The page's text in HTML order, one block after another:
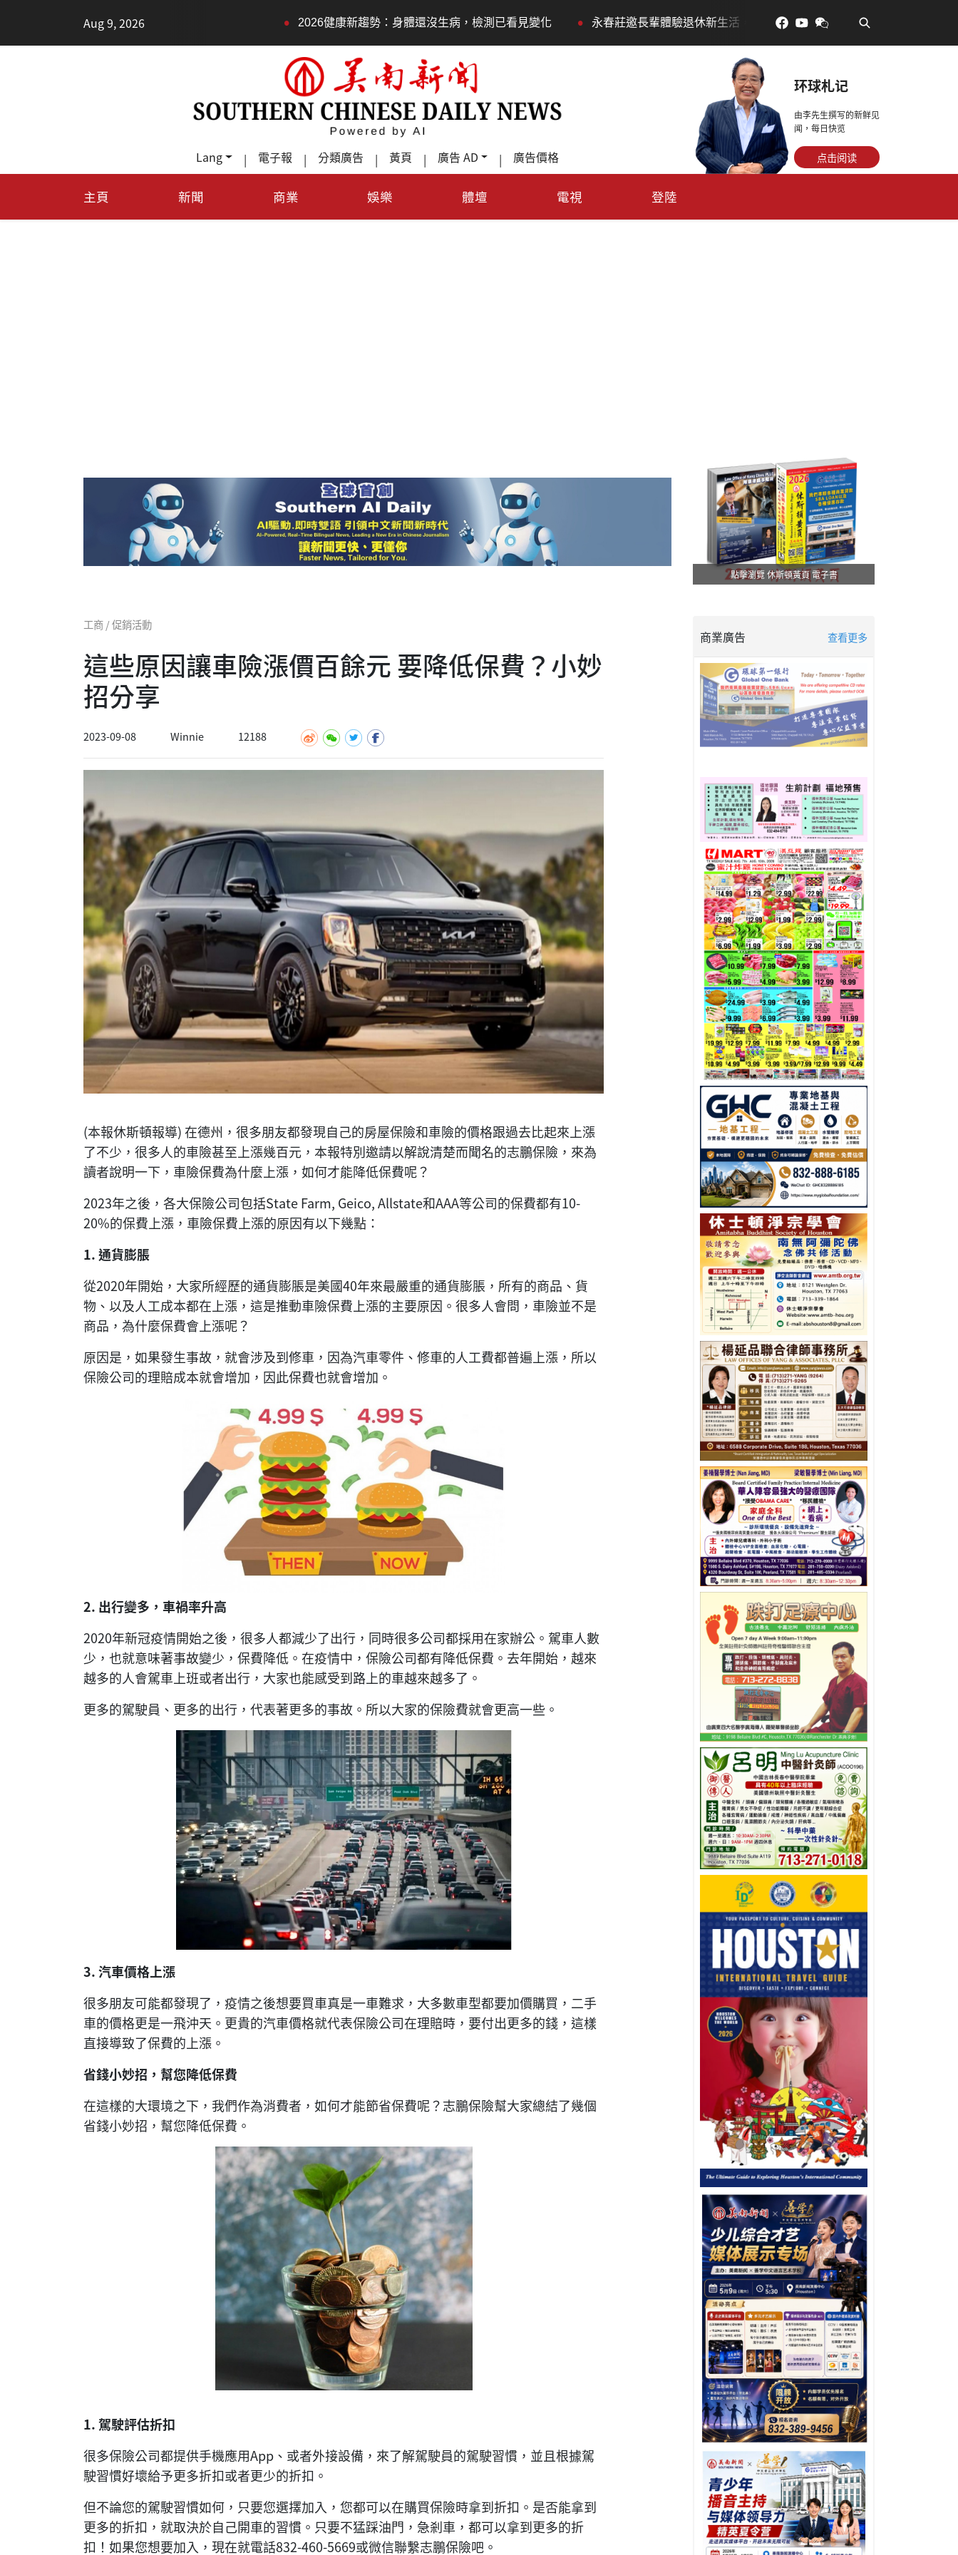
Aug 9, 2026 2026健康新趨勢：身體還沒生病，檢測已看見變化 • 永春莊邀長輩體驗退休新生活，訂金放得多，月租省更多！ • 每天多走幾步路，老少都受益
Lang | 電子報 | 分類廣告 | 黃頁 | 廣告 AD | 廣告價格
环球札记
由李先生撰写的新鲜见
闻，每日快览
点击阅读
主頁 新聞 商業 娛樂 體壇 電視 登陸
點擊瀏覽 休斯頓黃頁 電子書
工商 / 促銷活動
這些原因讓車險漲價百餘元 要降低保費？小妙
招分享
2023-09-08 Winnie 12188
(本報休斯頓報導) 在德州，很多朋友都發現自己的房屋保險和車險的價格跟過去比起來上漲
了不少，很多人的車險甚至上漲幾百元，本報特別邀請以解說清楚而聞名的志鵬保險，來為
讀者說明一下，車險保費為什麼上漲，如何才能降低保費呢？
2023年之後，各大保險公司包括State Farm, Geico, Allstate和AAA等公司的保費都有10-
20%的保費上漲，車險保費上漲的原因有以下幾點：
1.通貨膨脹
從2020年開始，大家所經歷的通貨膨脹是美國40年來最嚴重的通貨膨脹，所有的商品、貨
物、以及人工成本都在上漲，這是推動車險保費上漲的主要原因。很多人會問，車險並不是
商品，為什麼保費會上漲呢？
原因是，如果發生事故，就會涉及到修車，因為汽車零件、修車的人工費都普遍上漲，所以
保險公司的理賠成本就會增加，因此保費也就會增加。
2. 出行變多，車禍率升高
2020年新冠疫情開始之後，很多人都減少了出行，同時很多公司都採用在家辦公。駕車人數
少，也就意味著事故變少，保費降低。在疫情中，保險公司都有降低保費。去年開始，越來
越多的人會駕車上班或者出行，大家也能感受到路上的車越來越多了。
更多的駕駛員、更多的出行，代表著更多的事故。所以大家的保險費就會更高一些。
3.汽車價格上漲
很多朋友可能都發現了，疫情之後想要買車真是一車難求，大多數車型都要加價購買，二手
車的價格更是一飛沖天。更貴的汽車價格就代表保險公司在理賠時，要付出更多的錢，這樣
直接導致了保費的上漲。
省錢小妙招，幫您降低保費
在這樣的大環境之下，我們作為消費者，如何才能節省保費呢？志鵬保險幫大家總結了幾個
省錢小妙招，幫您降低保費。
1.駕駛評估折扣
很多保險公司都提供手機應用App、或者外接設備，來了解駕駛員的駕駛習慣，並且根據駕
駛習慣好壞給予更多折扣或者更少的折扣。
但不論您的駕駛習慣如何，只要您選擇加入，您都可以在購買保險時拿到折扣。是否能拿到
更多的折扣，就取決於自己開車的習慣。只要不猛踩油門，急剎車，都可以拿到更多的折
扣！如果您想要加入，現在就電話832-460-5669或微信聯繫志鵬保險吧。
商業廣告 查看更多